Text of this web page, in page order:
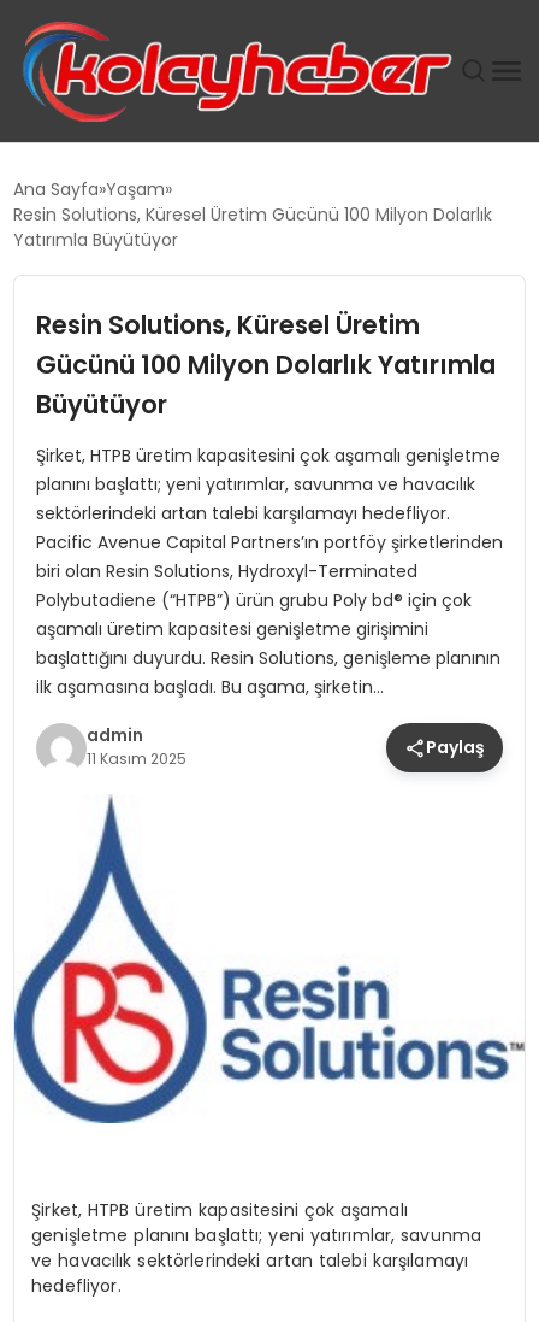
SUWEN’IN İSTIHDAM MODELI EKONOMIDE KADIN
TANYER YAPI ZEMIN MÜHENDISLIĞINDE HEDEF
BÜYÜTTÜ
TOROSLAR’DA PAZAR GERGİNLİĞİ!
Ana Sayfa Yaşam
Resin Solutions, Küresel Üretim Gücünü 100 Milyon Dolarlık
Yatırımla Büyütüyor
Resin Solutions, Küresel Üretim
Gücünü 100 Milyon Dolarlık Yatırımla
Büyütüyor
Şirket, HTPB üretim kapasitesini çok aşamalı genişletme
planını başlattı; yeni yatırımlar, savunma ve havacılık
sektörlerindeki artan talebi karşılamayı hedefliyor.
Pacific Avenue Capital Partners’ın portföy şirketlerinden
biri olan Resin Solutions, Hydroxyl-Terminated
Polybutadiene (“HTPB”) ürün grubu Poly bd® için çok
aşamalı üretim kapasitesi genişletme girişimini
başlattığını duyurdu. Resin Solutions, genişleme planının
ilk aşamasına başladı. Bu aşama, şirketin…
admin
11 Kasım 2025 Paylaş
Şirket, HTPB üretim kapasitesini çok aşamalı
genişletme planını başlattı; yeni yatırımlar, savunma
ve havacılık sektörlerindeki artan talebi karşılamayı
hedefliyor.